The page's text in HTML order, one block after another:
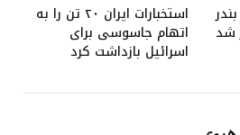
شد
استخبارات ایران ۲۰ تن را به
اتهام جاسوسی برای
اسرائیل بازداشت کرد